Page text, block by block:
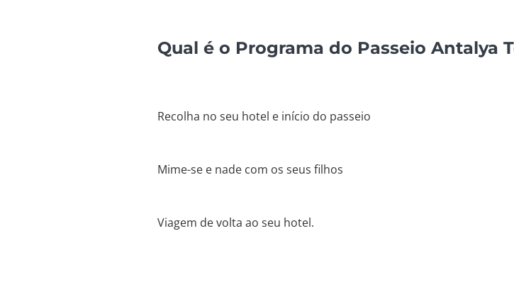
Qual é o Programa do Passeio Antalya
Recolha no seu hotel e início do passeio
Mime-se e nade com os seus filhos
Viagem de volta ao seu hotel.